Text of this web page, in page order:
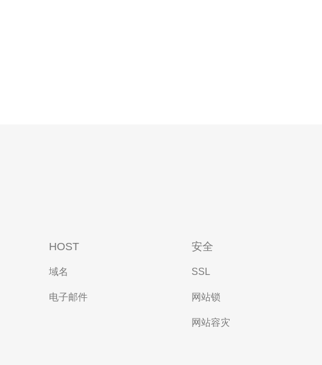
HOST
域名
电子邮件
安全
SSL
网站锁
网站容灾